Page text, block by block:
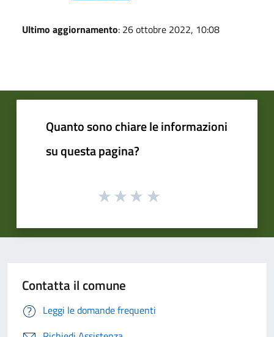
Ultimo aggiornamento: 26 ottobre 2022, 10:08
Quanto sono chiare le informazioni
su questa pagina?
Contatta il comune
Leggi le domande frequenti